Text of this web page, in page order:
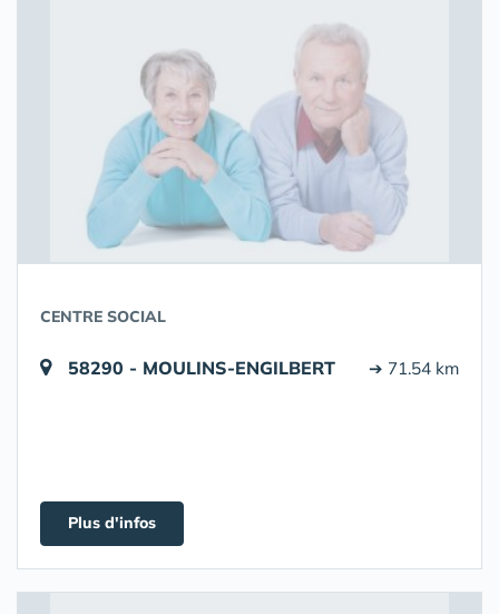
CENTRE SOCIAL
58290 - MOULINS-ENGILBERT ➔ 71.54 km
Plus d'infos